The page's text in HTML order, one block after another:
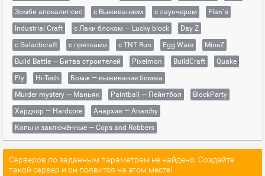
Зомби апокалипсис
с Выживанием с лаунчером
Flan`s
Industrial Craft
с Лаки блоком — Lucky block
Day Z
с Galacticraft
с прятками с TNT Run Egg Wars
MineZ
Build Battle — Битва строителей
Pixelmon BuildCraft
Quake
Fly
Hi-Tech
Бомж — выживание бомжа
Murder mystery — Маньяк
Paintball — Пейнтбол
BlockParty
Хардкор — Hardcore
Анархия — Anarchy
Копы и заключённые — Cops and Robbers
Серверов по заданным параметрам не найдено. Создайте
такой сервер и он появится на этом месте!